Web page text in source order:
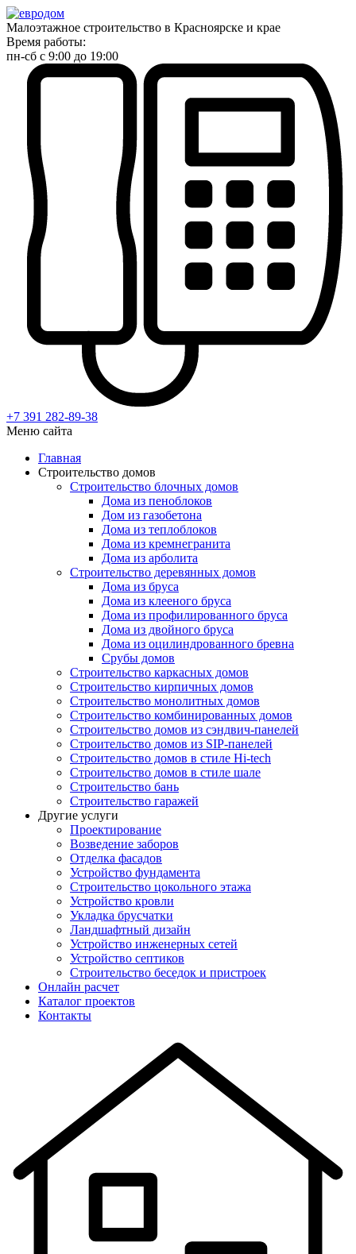
Малоэтажное строительство в Красноярске и крае
Время работы:
пн-сб с 9:00 до 19:00
+7 391 282-89-38
Меню сайта
Главная
Строительство домов
Строительство блочных домов
Дома из пеноблоков
Дом из газобетона
Дома из теплоблоков
Дома из кремнегранита
Дома из арболита
Строительство деревянных домов
Дома из бруса
Дома из клееного бруса
Дома из профилированного бруса
Дома из двойного бруса
Дома из оцилиндрованного бревна
Срубы домов
Строительство каркасных домов
Строительство кирпичных домов
Строительство монолитных домов
Строительство комбинированных домов
Строительство домов из сэндвич-панелей
Строительство домов из SIP-панелей
Строительство домов в стиле Hi-tech
Строительство домов в стиле шале
Строительство бань
Строительство гаражей
Другие услуги
Проектирование
Возведение заборов
Отделка фасадов
Устройство фундамента
Строительство цокольного этажа
Устройство кровли
Укладка брусчатки
Ландшафтный дизайн
Устройство инженерных сетей
Устройство септиков
Строительство беседок и пристроек
Онлайн расчет
Каталог проектов
Контакты